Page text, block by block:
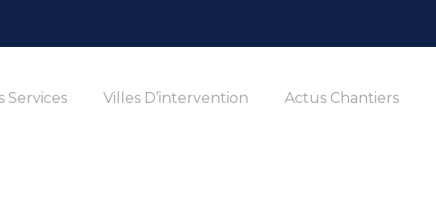
Services Villes D’intervention Actus Chantiers